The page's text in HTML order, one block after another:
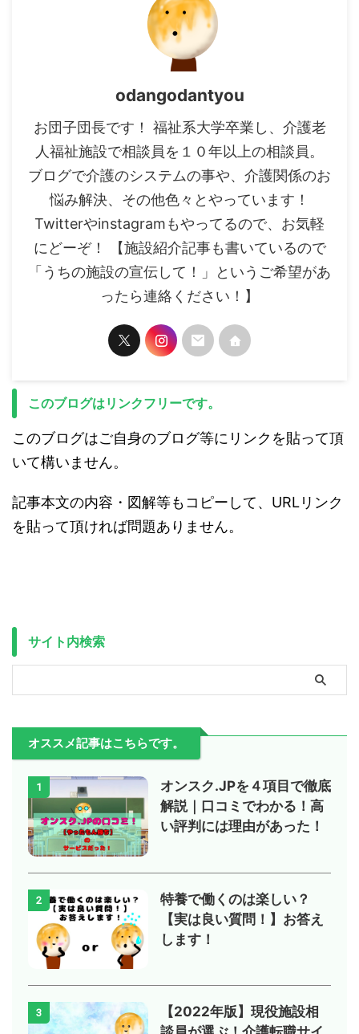
odangodantyou
お団子団長です！ 福祉系大学卒業し、介護老
人福祉施設で相談員を１０年以上の相談員。
ブログで介護のシステムの事や、介護関係のお
悩み解決、その他色々とやっています！
Twitterやinstagramもやってるので、お気軽
にどーぞ！ 【施設紹介記事も書いているので
「うちの施設の宣伝して！」というご希望があ
ったら連絡ください！】
このブログはリンクフリーです。
このブログはご自身のブログ等にリンクを貼って頂
いて構いません。
記事本文の内容・図解等もコピーして、URLリンク
を貼って頂ければ問題ありません。
サイト内検索
オススメ記事はこちらです。
1
オンスク.JPを４項目で徹底
解説｜口コミでわかる！高
い評判には理由があった！
2
特養で働くのは楽しい？
【実は良い質問！】お答え
します！
3
【2022年版】現役施設相